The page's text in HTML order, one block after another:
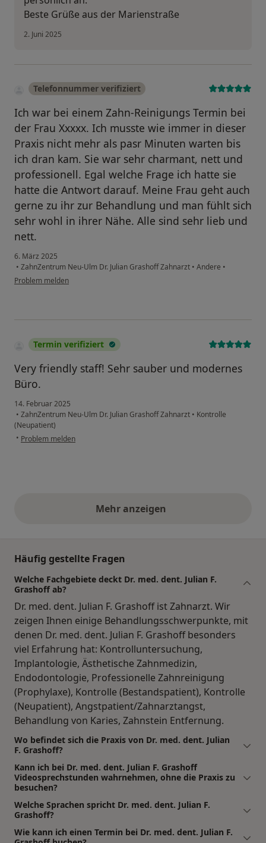
Beste Grüße aus der Marienstraße
2. Juni 2025
Telefonnummer verifiziert
Ich war bei einem Zahn-Reinigungs Termin bei
der Frau Xxxxx. Ich musste wie immer in dieser
Praxis nicht mehr als pasr Minuten warten bis
ich dran kam. Sie war sehr charmant, nett und
professionell. Egal welche Frage ich hatte sie
hatte die Antwort darauf. Meine Frau geht auch
gerne zu ihr zur Behandlung und man fühlt sich
sehr wohl in ihrer Nähe. Alle sind sehr lieb und
nett.
6. März 2025
• ZahnZentrum Neu-Ulm Dr. Julian Grashoff Zahnarzt • Andere •
Problem melden
Termin verifiziert
Very friendly staff! Sehr sauber und modernes
Büro.
14. Februar 2025
• ZahnZentrum Neu-Ulm Dr. Julian Grashoff Zahnarzt • Kontrolle
(Neupatient)
• Problem melden
Mehr anzeigenobige Stellungnahmen
Häufig gestellte Fragen
Welche Fachgebiete deckt Dr. med. dent. Julian F.
Grashoff ab?
Dr. med. dent. Julian F. Grashoff ist Zahnarzt. Wir
zeigen Ihnen einige Behandlungsschwerpunkte, mit
denen Dr. med. dent. Julian F. Grashoff besonders
viel Erfahrung hat: Kontrolluntersuchung,
Implantologie, Ästhetische Zahnmedizin,
Endodontologie, Professionelle Zahnreinigung
(Prophylaxe), Kontrolle (Bestandspatient), Kontrolle
(Neupatient), Angstpatient/Zahnarztangst,
Behandlung von Karies, Zahnstein Entfernung.
Wo befindet sich die Praxis von Dr. med. dent. Julian
F. Grashoff?
Kann ich bei Dr. med. dent. Julian F. Grashoff
Videosprechstunden wahrnehmen, ohne die Praxis zu
besuchen?
Welche Sprachen spricht Dr. med. dent. Julian F.
Grashoff?
Wie kann ich einen Termin bei Dr. med. dent. Julian F.